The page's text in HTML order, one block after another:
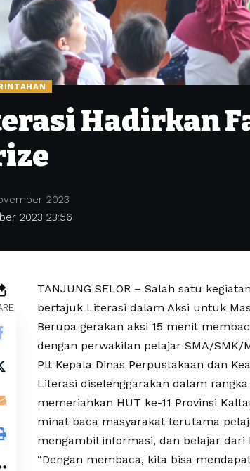
Hadirkan
2023 23:56
2023
TANJUNG SELOR – Salah satu
bertajuk Literasi dalam Aksi untuk
Berupa gerakan aksi 15 menit
dengan perwakilan pelajar SMA/SMK/
Plt Kepala Dinas Perpustakaan dan
Literasi diselenggarakan dalam
memeriahkan HUT ke-11 Provinsi
minat baca masyarakat terutama
mengambil informasi, dan belajar
“Dengan membaca, kita bisa